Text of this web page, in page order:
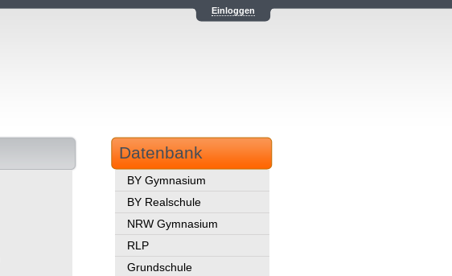
Einloggen
Datenbank
BY Gymnasium
BY Realschule
NRW Gymnasium
RLP
Grundschule